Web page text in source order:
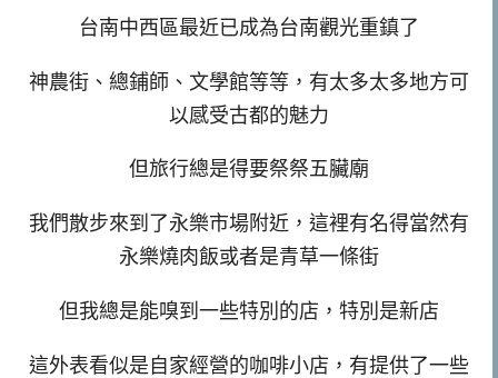
台南中西區最近已成為台南觀光重鎮了
神農街、總鋪師、文學館等等，有太多太多地方可
以感受古都的魅力
但旅行總是得要祭祭五臟廟
我們散步來到了永樂市場附近，這裡有名得當然有
永樂燒肉飯或者是青草一條街
但我總是能嗅到一些特別的店，特別是新店
這外表看似是自家經營的咖啡小店，有提供了一些